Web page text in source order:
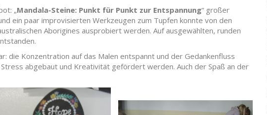
„Mandala-Steine: Punkt für Punkt zur Entspannung“ großer
ein paar improvisierten Werkzeugen zum Tupfen konnte von den
Aborigines ausprobiert werden. Auf ausgewählten, runden
die Konzentration auf das Malen entspannt und der Gedankenfluss
abgebaut und Kreativität gefördert werden. Auch der Spaß an der